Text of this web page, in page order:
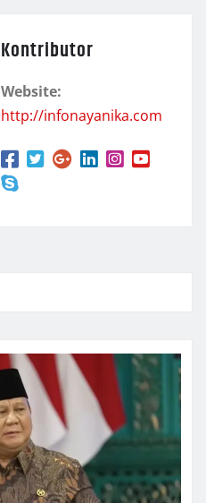
Kontributor
Website:
http://infonayanika.com